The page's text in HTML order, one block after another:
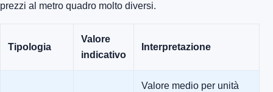
prezzi al metro quadro molto diversi.
Tipologia
Valore
indicativo
Interpretazione
Valore medio per unità